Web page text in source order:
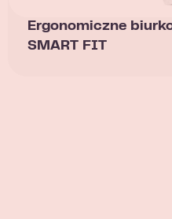
Ergonomiczne
SMART FIT